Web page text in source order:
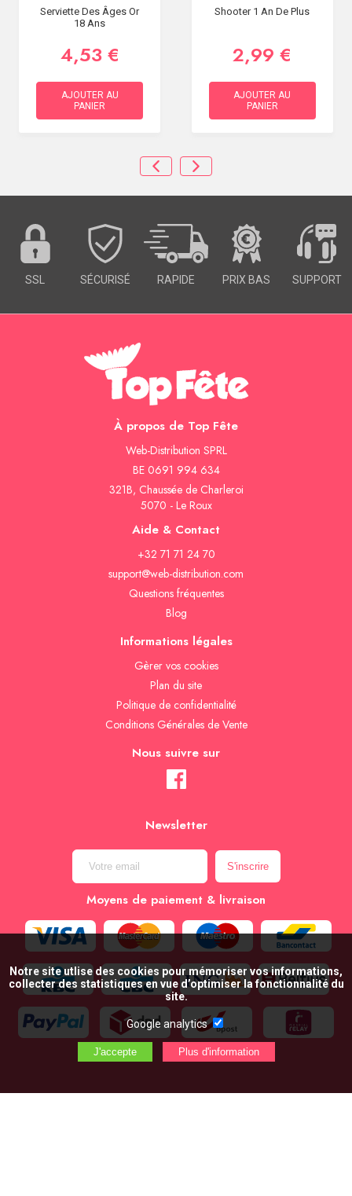
Serviette Des Âges Or
18 Ans
4,53 €
AJOUTER AU
PANIER
Shooter 1 An De Plus
2,99 €
AJOUTER AU
PANIER
SSL SÉCURISÉ RAPIDE PRIX BAS SUPPORT
À propos de Top Fête
Web-Distribution SPRL
BE 0691 994 634
321B, Chaussée de Charleroi
5070 - Le Roux
Aide & Contact
+32 71 71 24 70
support@web-distribution.com
Questions fréquentes
Blog
Informations légales
Gèrer vos cookies
Plan du site
Politique de confidentialité
Conditions Générales de Vente
Nous suivre sur
Newsletter
Moyens de paiement & livraison
Notre site utlise des cookies pour mémoriser vos informations,
collecter des statistiques en vue d’optimiser la fonctionnalité du
site.
Google analytics